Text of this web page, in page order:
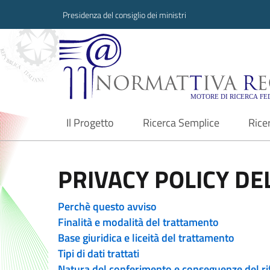
Presidenza del consiglio dei ministri
Normattiva
Il Progetto
current Ricerca Semplice
PRIVACY POLICY
Perchè questo avviso
Finalità e modalità del trattamento
Base giuridica e liceità del trattamento
Tipi di dati trattati